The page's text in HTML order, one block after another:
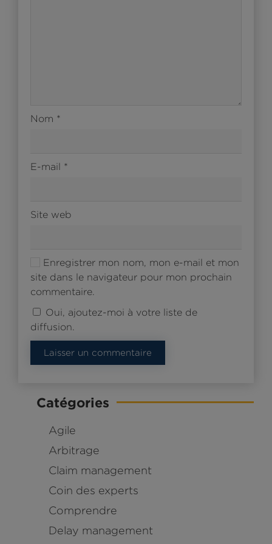
Nom *
E-mail *
Site web
Enregistrer mon nom, mon e-mail et mon
site dans le navigateur pour mon prochain
commentaire.
Oui, ajoutez-moi à votre liste de
diffusion.
Laisser un commentaire
Catégories
Agile
Arbitrage
Claim management
Coin des experts
Comprendre
Delay management